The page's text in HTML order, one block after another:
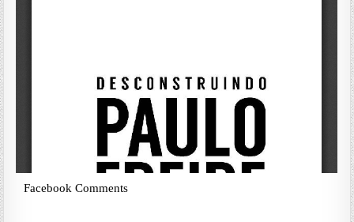
Facebook Comments